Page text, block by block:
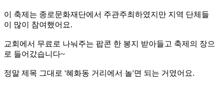
이 축제는 종로문화재단에서 주관주최하였지만 지역 단체들
이 많이 참여했어요.
교회에서 무료로 나눠주는 팝콘 한 봉지 받아들고 축제의 장으
로 들어갔습니다~
정말 제목 그대로 '혜화동 거리에서 놀'면 되는 거였어요.